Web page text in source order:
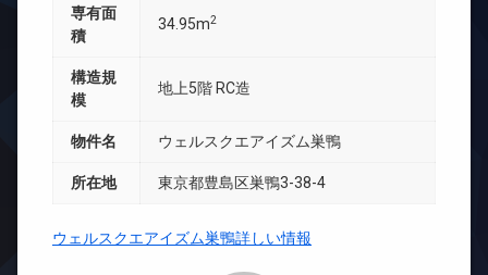
専有面
積
34.95m2
構造規
模
地上5階 RC造
物件名 ウェルスクエアイズム巣鴨
所在地 東京都豊島区巣鴨3-38-4
ウェルスクエアイズム巣鴨詳しい情報